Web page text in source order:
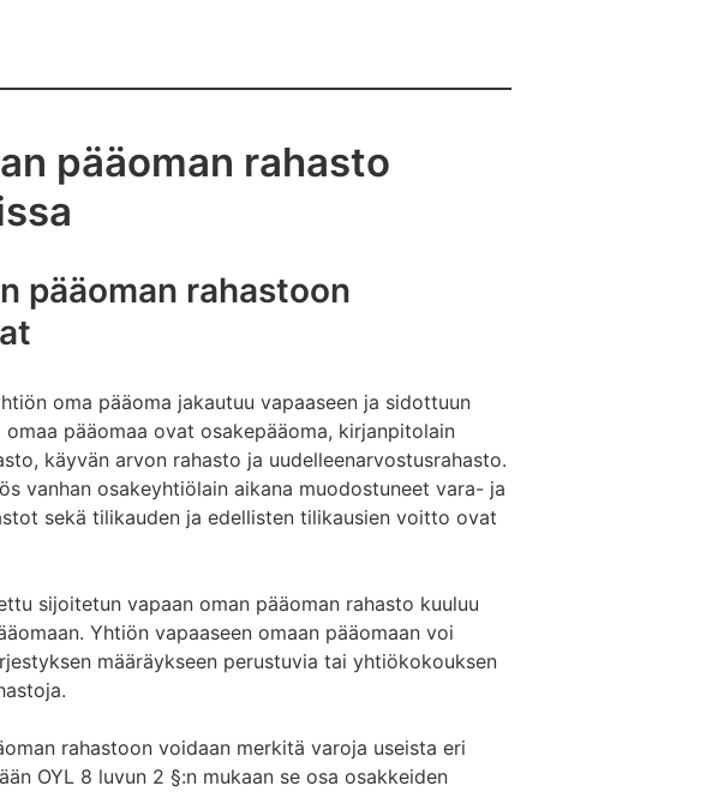
pääoman rahasto
pääoman rahastoon
oma pääoma jakautuu vapaaseen ja sidottuun
pääomaa ovat osakepääoma, kirjanpitolain
käyvän arvon rahasto ja uudelleenarvostusrahasto.
vanhan osakeyhtiölain aikana muodostuneet vara- ja
sekä tilikauden ja edellisten tilikausien voitto ovat
sijoitetun vapaan oman pääoman rahasto kuuluu
Yhtiön vapaaseen omaan pääomaan voi
määräykseen perustuvia tai yhtiökokouksen
rahastoon voidaan merkitä varoja useista eri
OYL 8 luvun 2 §:n mukaan se osa osakkeiden